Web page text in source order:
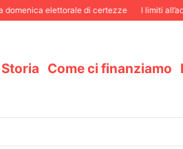
elettorale di certezze I limiti
Come ci finanziamo